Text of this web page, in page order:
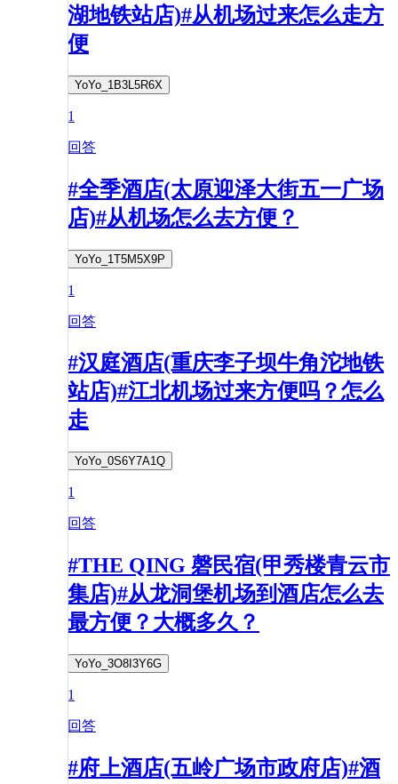
湖地铁站店)#从机场过来怎么走方
便
YoYo_1B3L5R6X
1
回答
#全季酒店(太原迎泽大街五一广场
店)#从机场怎么去方便？
YoYo_1T5M5X9P
1
回答
#汉庭酒店(重庆李子坝牛角沱地铁
站店)#江北机场过来方便吗？怎么
走
YoYo_0S6Y7A1Q
1
回答
#THE QING 磬民宿(甲秀楼青云市
集店)#从龙洞堡机场到酒店怎么去
最方便？大概多久？
YoYo_3O8I3Y6G
1
回答
#府上酒店(五岭广场市政府店)#酒